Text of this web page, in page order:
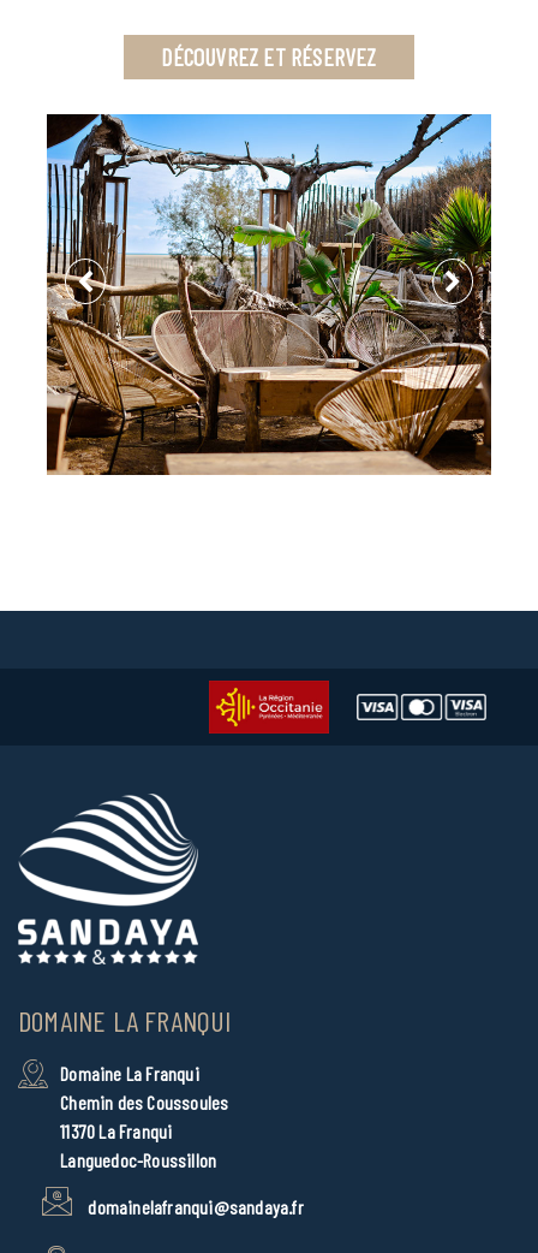
DÉCOUVREZ ET RÉSERVEZ
DOMAINE LA FRANQUI
Domaine La Franqui
Chemin des Coussoules
11370 La Franqui
Languedoc-Roussillon
domainelafranqui@sandaya.fr